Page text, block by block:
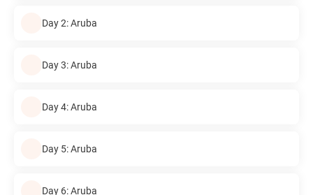
Day 2: Aruba
Day 3: Aruba
Day 4: Aruba
Day 5: Aruba
Day 6: Aruba